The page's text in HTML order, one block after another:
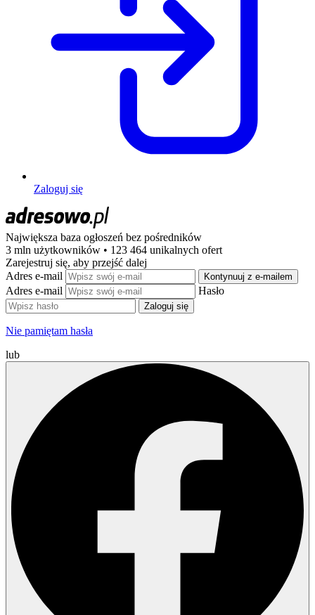
Zaloguj się
Największa baza ogłoszeń bez pośredników
3 mln użytkowników • 123 464 unikalnych ofert
Zarejestruj się, aby przejść dalej
Adres e-mail
Kontynuuj z e-mailem
Adres e-mail Hasło
Zaloguj się
Nie pamiętam hasła
lub